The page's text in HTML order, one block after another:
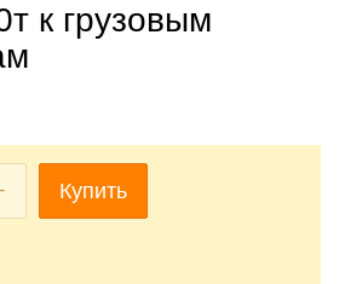
к грузовым
Купить